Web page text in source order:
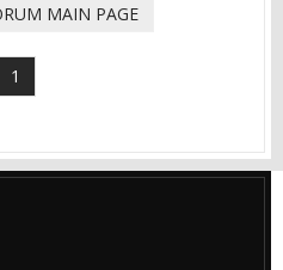
MAIN PAGE
1